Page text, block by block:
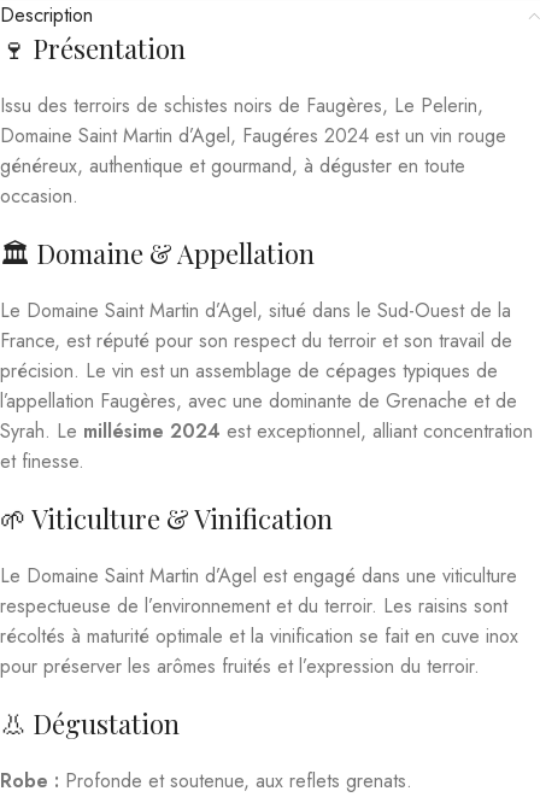
Description
🍷 Présentation
Issu des terroirs de schistes noirs de Faugères, Le Pelerin,
Domaine Saint Martin d’Agel, Faugéres 2024 est un vin rouge
généreux, authentique et gourmand, à déguster en toute
occasion.
🏛️ Domaine & Appellation
Le Domaine Saint Martin d’Agel, situé dans le Sud-Ouest de la
France, est réputé pour son respect du terroir et son travail de
précision. Le vin est un assemblage de cépages typiques de
l’appellation Faugères, avec une dominante de Grenache et de
Syrah. Le millésime 2024 est exceptionnel, alliant concentration
et finesse.
🌱 Viticulture & Vinification
Le Domaine Saint Martin d’Agel est engagé dans une viticulture
respectueuse de l’environnement et du terroir. Les raisins sont
récoltés à maturité optimale et la vinification se fait en cuve inox
pour préserver les arômes fruités et l’expression du terroir.
👃 Dégustation
Robe : Profonde et soutenue, aux reflets grenats.